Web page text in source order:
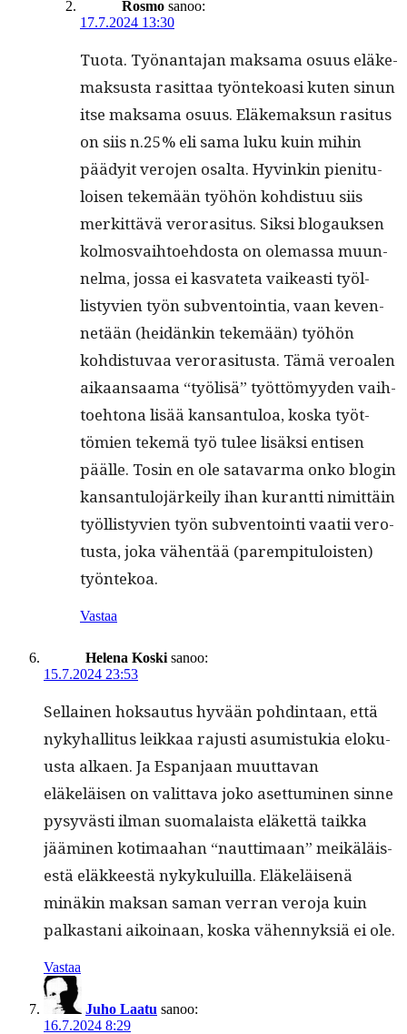
Rosmo sanoo:
17.7.2024 13:30
Tuo­ta. Työ­nan­ta­jan mak­sama osu­us eläke­
mak­sus­ta rasit­taa työn­tekoasi kuten sin­un
itse mak­sama osu­us. Eläke­mak­sun rasitus
on siis n.25% eli sama luku kuin mihin
päädy­it vero­jen osalta. Hyvinkin pien­i­t­u­
loisen tekemään työhön kohdis­tuu siis
merkit­tävä veror­a­situs. Sik­si blo­gauk­sen
kol­mosvai­h­toe­hdos­ta on ole­mas­sa muun­
nel­ma, jos­sa ei kas­vate­ta vaikeasti työl­
listyvien työn sub­ven­toin­tia, vaan keven­
netään (hei­dänkin tekemään) työhön
kohdis­tu­vaa veror­a­situs­ta. Tämä veroalen
aikaansaa­ma “työlisä” työt­tömyy­den vai­h­
toe­htona lisää kansan­tu­loa, kos­ka työt­
tömien tekemä työ tulee lisäk­si entisen
päälle. Tosin en ole satavar­ma onko blo­gin
kansan­tu­lo­järkeily ihan kurant­ti nimit­täin
työl­listyvien työn sub­ven­toin­ti vaatii vero­
tus­ta, joka vähen­tää (parem­pit­u­lois­t­en)
työntekoa.
Vastaa
Helena Koski sanoo:
15.7.2024 23:53
Sel­l­ainen hok­sautus hyvään pohd­in­taan, että
nyky­hal­li­tus leikkaa rajusti asum­is­tukia eloku­
us­ta alka­en. Ja Espan­jaan muut­ta­van
eläkeläisen on valit­ta­va joko aset­tumi­nen sinne
pysyvästi ilman suo­ma­laista eläket­tä taik­ka
jäämi­nen koti­maa­han “naut­ti­maan” meikäläis­
es­tä eläk­keestä nykyku­luil­la. Eläkeläisenä
minäkin mak­san saman ver­ran vero­ja kuin
palka­s­tani aikoinaan, kos­ka vähen­nyk­siä ei ole.
Vastaa
Juho Laatu sanoo:
16.7.2024 8:29